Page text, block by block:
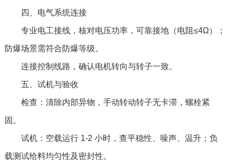
四、电气系统连接
专业电工接线，核对电压功率，可靠接地（电阻≤4Ω）；
防爆场景需符合防爆等级。
连接控制线路，确认电机转向与转子一致。
五、试机与验收
检查：清除内部异物，手动转动转子无卡滞，螺栓紧
固。
试机：空载运行 1-2 小时，查平稳性、噪声、温升；负
载测试给料均匀性及密封性。